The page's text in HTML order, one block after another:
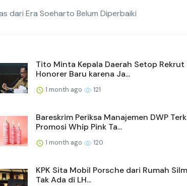
dari Era Soeharto Belum Diperbaiki
Tito Minta Kepala Daerah Setop Rekrut
Honorer Baru karena Ja...
1 month ago 121
Bareskrim Periksa Manajemen DWP
Promosi Whip Pink Ta...
1 month ago 120
KPK Sita Mobil Porsche dari Rumah
Tak Ada di LH...